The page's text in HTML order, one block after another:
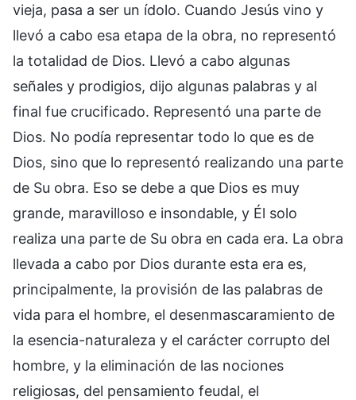
vieja, pasa a ser un ídolo. Cuando Jesús vino y
llevó a cabo esa etapa de la obra, no representó
la totalidad de Dios. Llevó a cabo algunas
señales y prodigios, dijo algunas palabras y al
final fue crucificado. Representó una parte de
Dios. No podía representar todo lo que es de
Dios, sino que lo representó realizando una parte
de Su obra. Eso se debe a que Dios es muy
grande, maravilloso e insondable, y Él solo
realiza una parte de Su obra en cada era. La obra
llevada a cabo por Dios durante esta era es,
principalmente, la provisión de las palabras de
vida para el hombre, el desenmascaramiento de
la esencia-naturaleza y el carácter corrupto del
hombre, y la eliminación de las nociones
religiosas, del pensamiento feudal, el